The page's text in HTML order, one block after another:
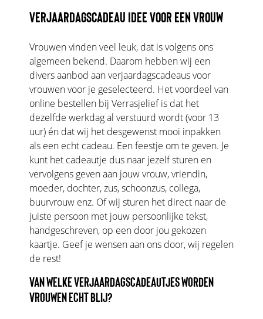
VERJAARDAGSCADEAU IDEE VOOR EEN VROUW
Vrouwen vinden veel leuk, dat is volgens ons
algemeen bekend. Daarom hebben wij een
divers aanbod aan verjaardagscadeaus voor
vrouwen voor je geselecteerd. Het voordeel van
online bestellen bij Verrasjelief is dat het
dezelfde werkdag al verstuurd wordt (voor 13
uur) én dat wij het desgewenst mooi inpakken
als een echt cadeau. Een feestje om te geven. Je
kunt het cadeautje dus naar jezelf sturen en
vervolgens geven aan jouw vrouw, vriendin,
moeder, dochter, zus, schoonzus, collega,
buurvrouw enz. Of wij sturen het direct naar de
juiste persoon met jouw persoonlijke tekst,
handgeschreven, op een door jou gekozen
kaartje. Geef je wensen aan ons door, wij regelen
de rest!
VAN WELKE VERJAARDAGSCADEAUTJES WORDEN
VROUWEN ECHT BLIJ?